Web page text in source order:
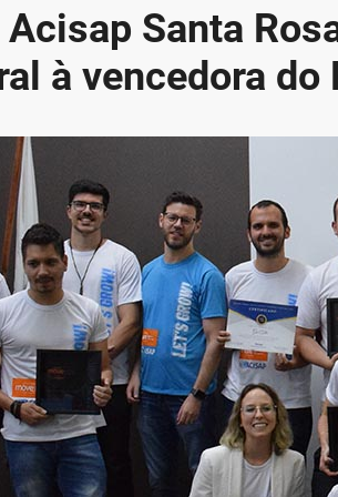
Santa
à vencedora do